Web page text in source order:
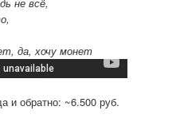
да, хочу монет
и обратно: ~6.500 руб.